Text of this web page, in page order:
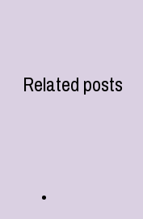
Related posts